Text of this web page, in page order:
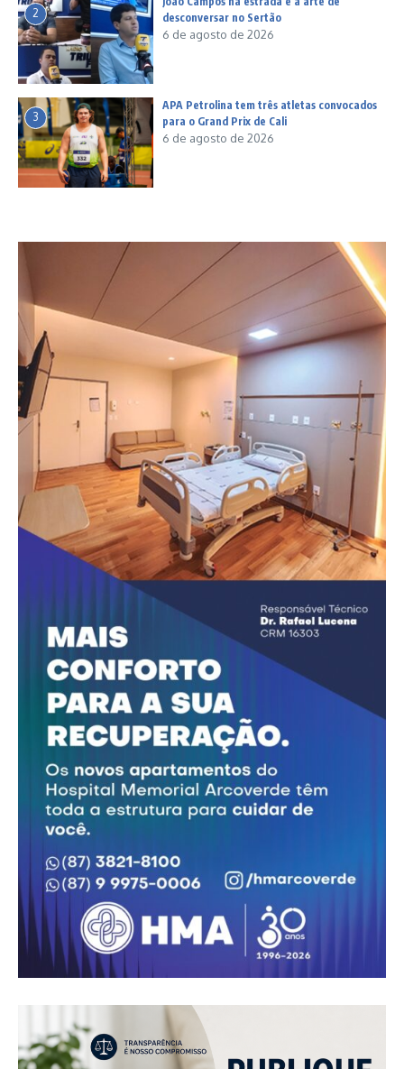
2
desconversar no Sertão
6 de agosto de 2026
3
APA Petrolina tem três atletas convocados
para o Grand Prix de Cali
6 de agosto de 2026